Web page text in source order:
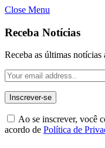
Close Menu
Receba Notícias
Receba as últimas
Ao se inscrever, você
acordo de Política de